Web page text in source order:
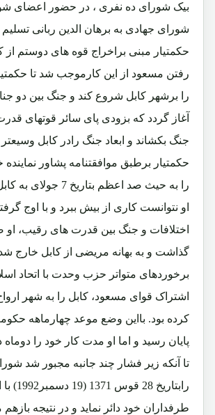
بیک شورای ده نفری ، در حضور اعضای
شورای جهادی به برهان الدین ربانی تسلیم
حکمتیار مبنی براخراج قوه های دوستم از
رفتن مسعود از این کارموجب شد تا
را برشهر کابل شروع کند و جنگ بین دو
آغاز گردد که بزودی پای سائر قوتهای
جنگ بکشاند و ابعاد جنگ رادر کابل
حکمتیار برطبق موافقتنامه پشاور نماینده
را به حیث صد اعظم
او نتوانست کاری از بیش ببرد و با اوج
اختلافات و جنگ بین قدرت های رقیب، او
گذاشت و به بهانه مریضی از کابل خارج
برخوردهای متواتر حزب وحدت با اتحاد
اشتراک قوای مسعود، کابل را به شهر
کرده بود. بااین وضع موعد چهارماهه
پایان رسید و اما او مدت کار خود را دوماه
تا آنکه زیر فشار چند جانبه مجبور شد
رابتاریخ
طرفداران خود دائر نماید و در نتیجه